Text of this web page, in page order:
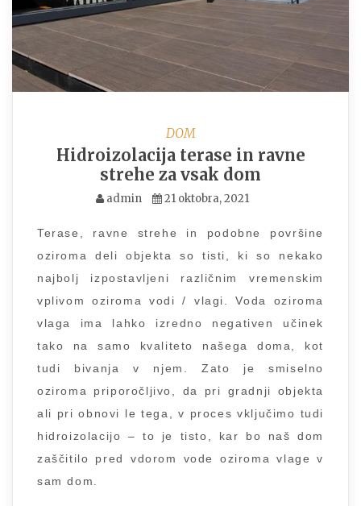
DOM
Hidroizolacija terase in ravne
strehe za vsak dom
admin 21 oktobra, 2021
Terase, ravne strehe in podobne površine
oziroma deli objekta so tisti, ki so nekako
najbolj izpostavljeni različnim vremenskim
vplivom oziroma vodi / vlagi. Voda oziroma
vlaga ima lahko izredno negativen učinek
tako na samo kvaliteto našega doma, kot
tudi bivanja v njem. Zato je smiselno
oziroma priporočljivo, da pri gradnji objekta
ali pri obnovi le tega, v proces vključimo tudi
hidroizolacijo – to je tisto, kar bo naš dom
zaščitilo pred vdorom vode oziroma vlage v
sam dom.